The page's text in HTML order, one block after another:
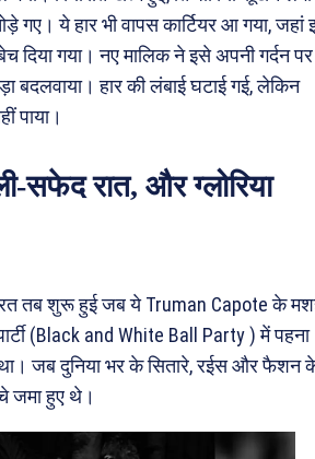
गए। ये हार भी वापस कार्टियर आ गया, जहां
दिया गया। नए मालिक ने इसे अपनी गर्दन पर
बदलवाया। हार की लंबाई घटाई गई, लेकिन
पाया।
सफेद रात, और ग्लोरिया
तब शुरू हुई जब ये Truman Capote के
(Black and White Ball Party ) में पहना
जब दुनिया भर के सितारे, रईस और फैशन
जमा हुए थे।